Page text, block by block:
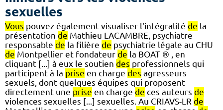
sexuelles
Vous pouvez également visualiser l'intégralité de la
présentation de Mathieu LACAMBRE, psychiatre
responsable de la filière de psychiatrie légale au CHU
de Montpellier et fondateur de la BOAT ® , en
cliquant [...] à eux le soutien des professionnels qui
participent à la prise en charge des agresseurs
sexuels, dont quelques équipes qui proposent
directement une prise en charge de ces auteurs de
violences sexuelles [...] sexuelles. Au CRIAVS-LR de